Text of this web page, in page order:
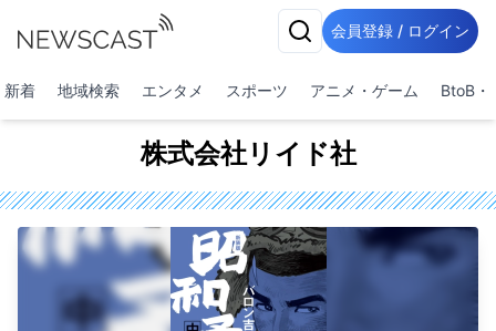
会員登録 / ログイン
新着 地域検索 エンタメ スポーツ アニメ・ゲーム BtoB・
株式会社リイド社